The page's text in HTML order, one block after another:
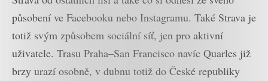
působení ve Facebooku nebo Instagramu. Také Strava je
totiž svým způsobem sociální síť, jen pro aktivní
uživatele. Trasu Praha–San Francisco navíc Quarles již
brzy urazí osobně, v dubnu totiž do České republiky